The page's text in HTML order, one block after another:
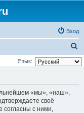
Вход
о
Язык:
«мы», «наш»,
своё
согласны с ними,